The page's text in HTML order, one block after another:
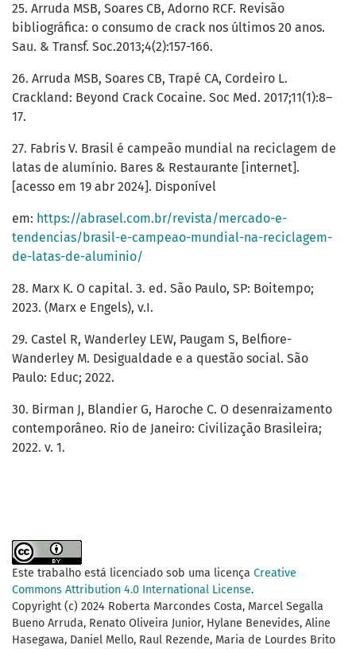
25. Arruda MSB, Soares CB, Adorno RCF. Revisão
bibliográfica: o consumo de crack nos últimos 20 anos.
Sau. & Transf. Soc.2013;4(2):157-166.
26. Arruda MSB, Soares CB, Trapé CA, Cordeiro L.
Crackland: Beyond Crack Cocaine. Soc Med. 2017;11(1):8–
17.
27. Fabris V. Brasil é campeão mundial na reciclagem de
latas de alumínio. Bares & Restaurante [internet].
[acesso em 19 abr 2024]. Disponível
em: https://abrasel.com.br/revista/mercado-e-
tendencias/brasil-e-campeao-mundial-na-reciclagem-
de-latas-de-aluminio/
28. Marx K. O capital. 3. ed. São Paulo, SP: Boitempo;
2023. (Marx e Engels), v.I.
29. Castel R, Wanderley LEW, Paugam S, Belfiore-
Wanderley M. Desigualdade e a questão social. São
Paulo: Educ; 2022.
30. Birman J, Blandier G, Haroche C. O desenraizamento
contemporâneo. Rio de Janeiro: Civilização Brasileira;
2022. v. 1.
Este trabalho está licenciado sob uma licença Creative
Commons Attribution 4.0 International License.
Copyright (c) 2024 Roberta Marcondes Costa, Marcel Segalla
Bueno Arruda, Renato Oliveira Junior, Hylane Benevides, Aline
Hasegawa, Daniel Mello, Raul Rezende, Maria de Lourdes Brito